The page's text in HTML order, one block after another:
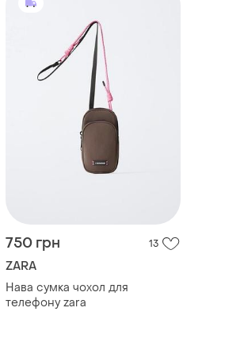
750 грн 13
ZARA
Нава сумка чохол для
телефону zara